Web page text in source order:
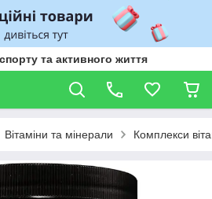
та активного життя
Вітаміни та мінерали Комплекси